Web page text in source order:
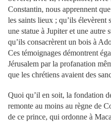
Constantin, nous apprennent
les saints lieux ; qu’ils élevèrent
une statue à Jupiter et une autre
qu’ils consacrèrent un bois à
Ces témoignages démontrent
Jérusalem par la profanation
que les chrétiens avaient des
Quoi qu’il en soit, la fondation
remonte au moins au règne de
de ce prince, qui ordonne à